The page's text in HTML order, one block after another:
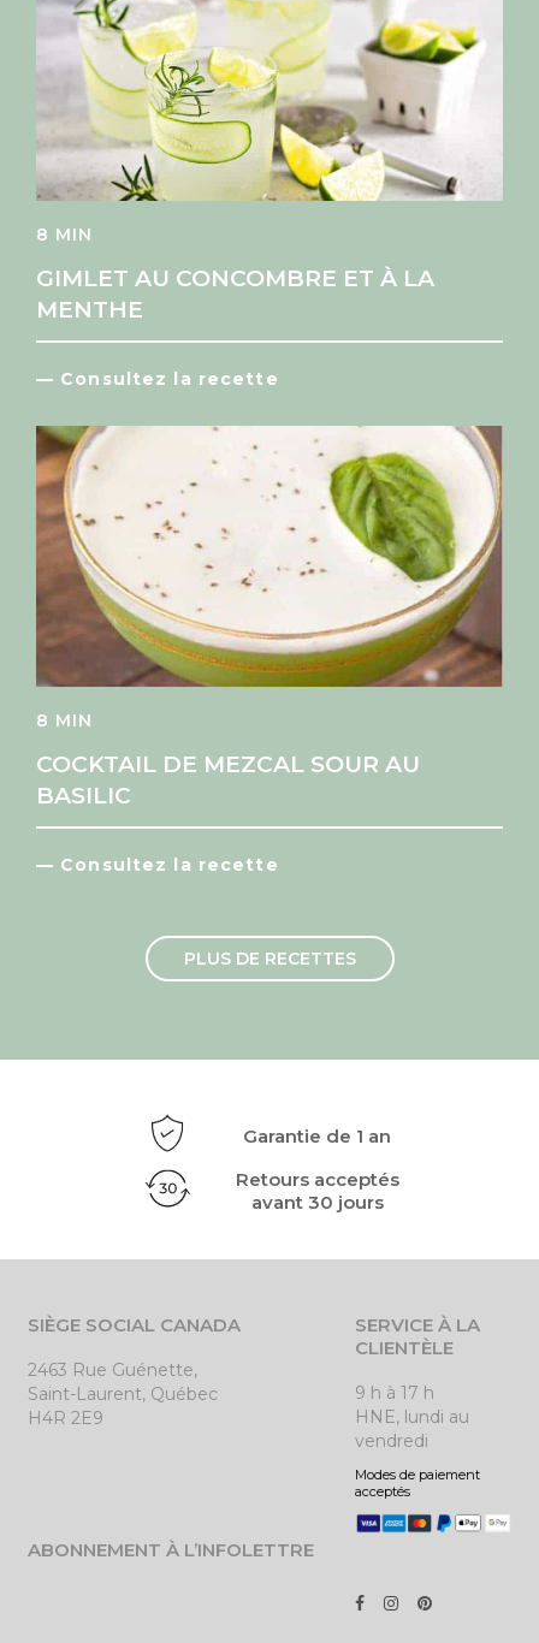
8 MIN
GIMLET AU CONCOMBRE ET À LA
MENTHE
— Consultez la recette
8 MIN
COCKTAIL DE MEZCAL SOUR AU
BASILIC
— Consultez la recette
PLUS DE RECETTES
Garantie de 1 an
Retours acceptés
avant 30 jours
SIÈGE SOCIAL CANADA
2463 Rue Guénette,
Saint-Laurent, Québec
H4R 2E9
SERVICE À LA
CLIENTÈLE
9 h à 17 h
HNE, lundi au
vendredi
Modes de paiement
acceptés
ABONNEMENT À L’INFOLETTRE